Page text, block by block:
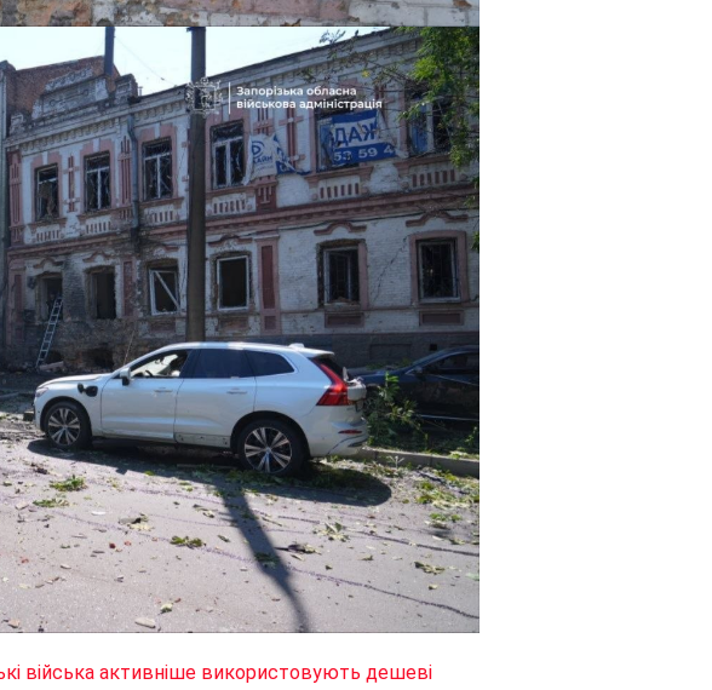
війська активніше використовують дешеві